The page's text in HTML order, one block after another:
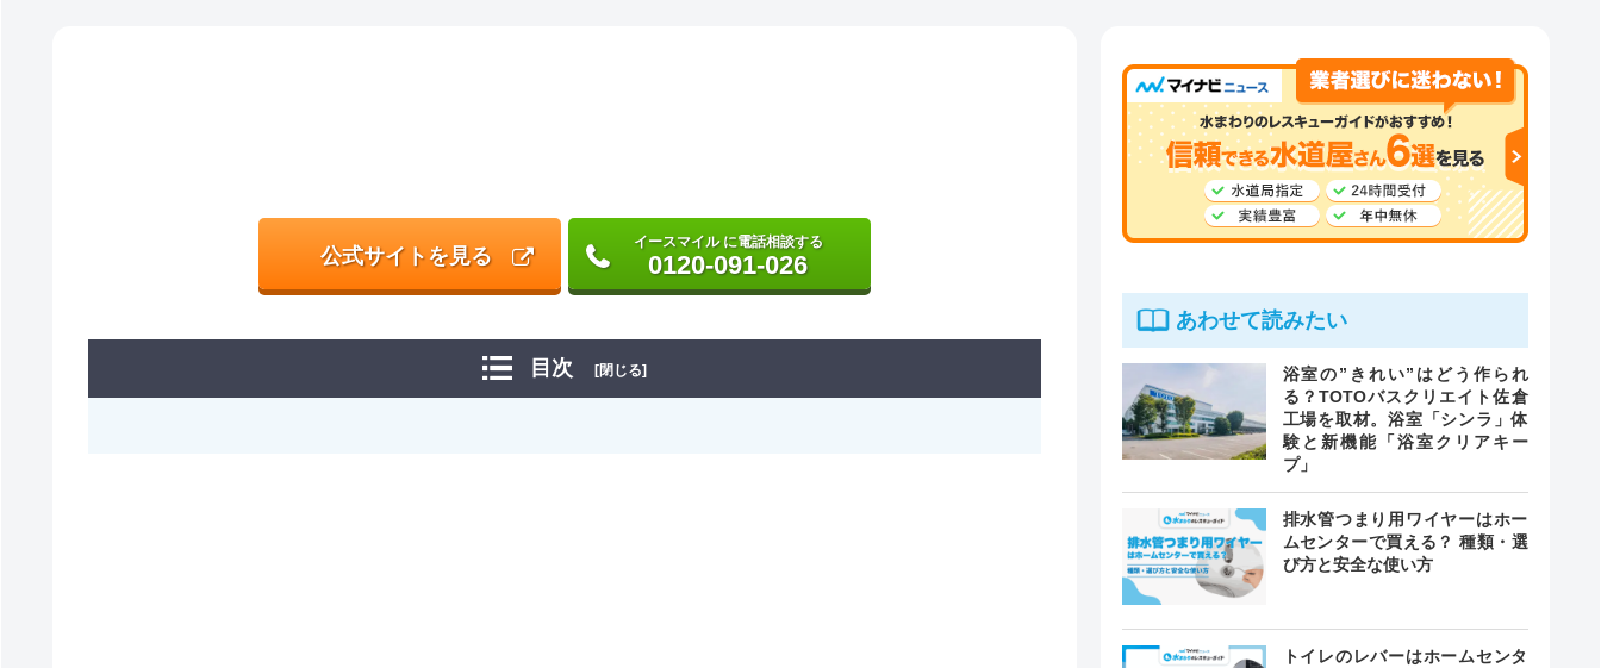
公式サイトを見る
イースマイル に電話相談する
0120-091-026
目次 [閉じる]
あわせて読みたい
浴室の”きれい”はどう作られ
る？TOTOバスクリエイト佐倉
工場を取材。浴室「シンラ」体
験と新機能「浴室クリアキー
プ」
排水管つまり用ワイヤーはホー
ムセンターで買える？ 種類・選
び方と安全な使い方
トイレのレバーはホームセンタ